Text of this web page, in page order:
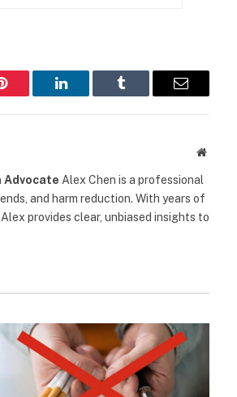
Pinterest LinkedIn Tumblr
E-
AdresseWebsite
Advocate Alex Chen is a professional
and harm reduction. With years of
provides clear, unbiased insights to